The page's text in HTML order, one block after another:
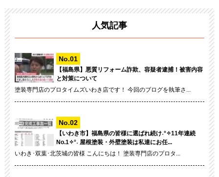
人気記事
【福島県】悪質リフォーム詐欺、容疑者逮捕！被害内容
と対策について
塗装専門店のプロタイムズいわき店です！ 今回のブログを執筆さ...
【いわき市】福島県の皆様に選ばれ続け˖°✧11年連続
No.1✧°˖ 屋根塗装・外壁塗装は私達にお任...
いわき･双葉･北茨城の皆様 こんにちは！ 塗装専門店のプロタ...